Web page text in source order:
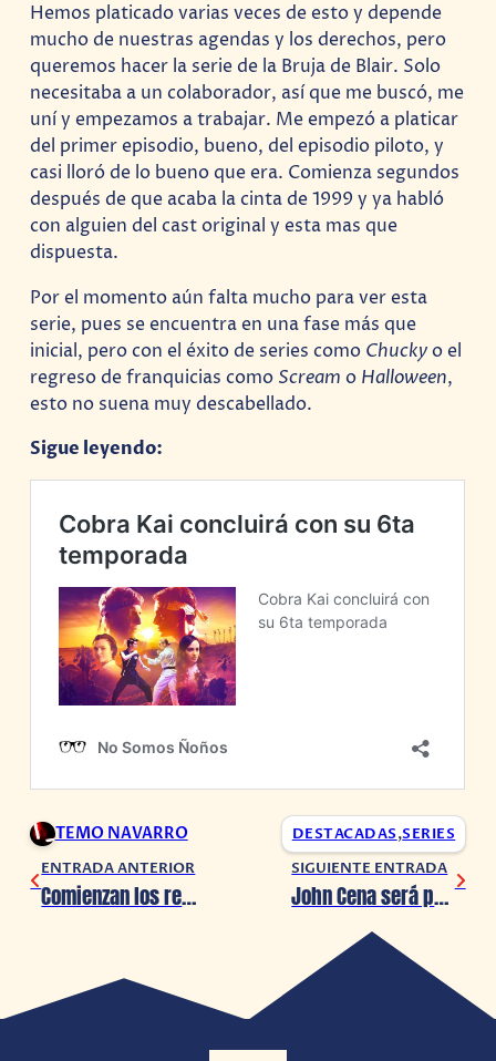
Hemos platicado varias veces de esto y depende
mucho de nuestras agendas y los derechos, pero
queremos hacer la serie de la Bruja de Blair. Solo
necesitaba a un colaborador, así que me buscó, me
uní y empezamos a trabajar. Me empezó a platicar
del primer episodio, bueno, del episodio piloto, y
casi lloró de lo bueno que era. Comienza segundos
después de que acaba la cinta de 1999 y ya habló
con alguien del cast original y esta mas que
dispuesta.
Por el momento aún falta mucho para ver esta
serie, pues se encuentra en una fase más que
inicial, pero con el éxito de series como Chuckyo el
regreso de franquicias como Scream o Halloween,
esto no suena muy descabellado.
Sigue leyendo:
TEMO NAVARRO DESTACADAS,SERIES
ENTRADA ANTERIOR
Comienzan los reembolsos de Skull and Bones en la PlayStation Store
SIGUIENTE ENTRADA
John Cena será parte de la portada de WWE 2K23